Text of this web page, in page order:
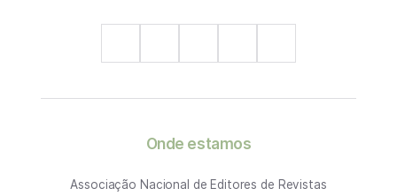
Onde estamos
Associação Nacional de Editores de Revistas